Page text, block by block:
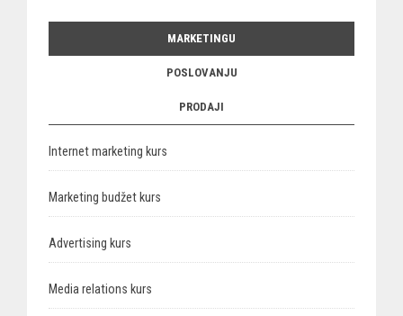
MARKETINGU
POSLOVANJU
PRODAJI
Internet marketing kurs
Marketing budžet kurs
Advertising kurs
Media relations kurs